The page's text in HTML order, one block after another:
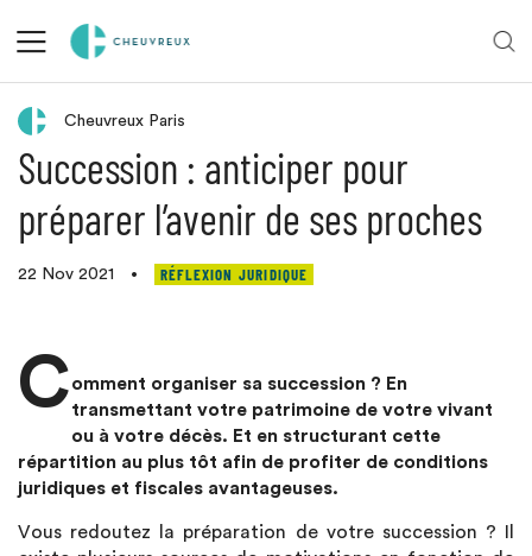
Retour aux actualités
Cheuvreux Paris
Succession : anticiper pour
préparer l’avenir de ses proches
22 Nov 2021 • RÉFLEXION JURIDIQUE
Comment organiser sa succession ? En
transmettant votre patrimoine de votre vivant
ou à votre décès. Et en structurant cette
répartition au plus tôt afin de profiter de conditions
juridiques et fiscales avantageuses.
Vous redoutez la préparation de votre succession ? Il